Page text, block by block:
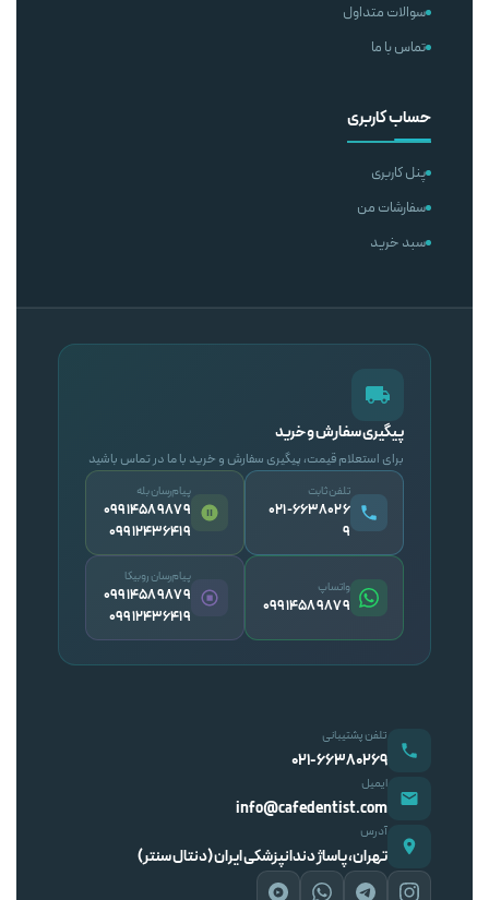
سوالات متداول
تماس با ما
حساب کاربری
پنل کاربری
سفارشات من
سبد خرید
پیگیری سفارش و خرید
برای استعلام قیمت، پیگیری سفارش و خرید با ما در تماس باشید
تلفن ثابت
۰۲۱-۶۶۳۸۰۲۶
۹
پیام‌رسان بله
09914589879
09912436419
واتساپ
09914589879
پیام‌رسان روبیکا
09914589879
09912436419
تلفن پشتیبانی
۰۲۱-۶۶۳۸۰۲۶۹
ایمیل
info@cafedentist.com
آدرس
تهران، پاساژ دندانپزشکی ایران (دنتال سنتر)